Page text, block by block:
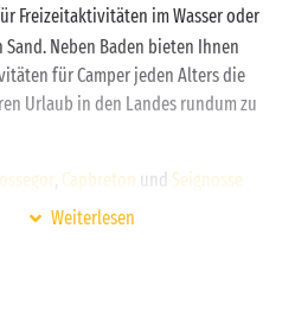
Freizeitaktivitäten im Wasser oder
Neben Baden bieten Ihnen
für Camper jeden Alters die
Urlaub in den Landes rundum zu
Capbreton und Seignosse
für Surfer, wo Sie Einführungskurse
Weiterlesen